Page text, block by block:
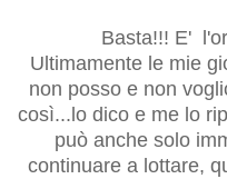
Basta!!! E'
Ultimamente le mie
non posso e non
così...lo dico e me lo
può anche solo
continuare a lottare,